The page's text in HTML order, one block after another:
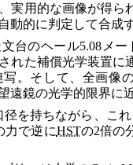
実用的な画像が得
動的に判定して合成
台のヘール5.08メー
れた補償光学装置に
。そして、全画像
遠鏡の光学的限界に
径を持ちながら、こ
力で逆にHSTの2倍の